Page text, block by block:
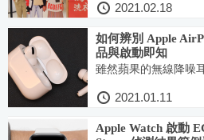
2021.02.18
如何辨別 Apple
品與啟動即知
雖然蘋果的無線降噪
2021.01.11
Apple Watch 啟動